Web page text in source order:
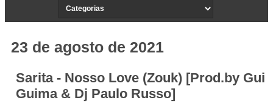
23 de agosto de 2021
Sarita - Nosso Love (Zouk) [Prod.by Gui
Guima & Dj Paulo Russo]